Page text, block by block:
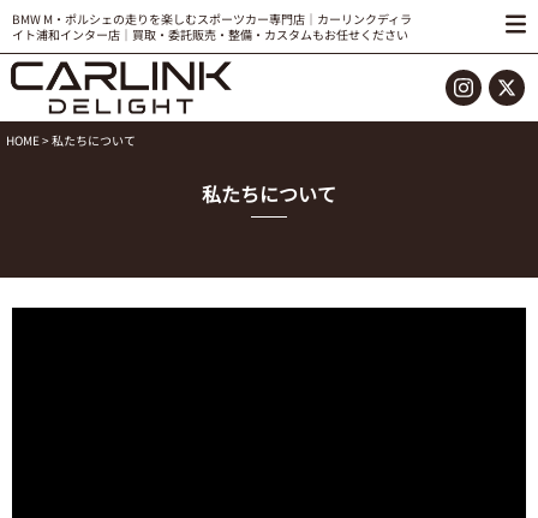
BMW M・ポルシェの走りを楽しむスポーツカー専門店｜カーリンクディラ
イト浦和インター店｜買取・委託販売・整備・カスタムもお任せください
HOME> 私たちについて
私たちについて